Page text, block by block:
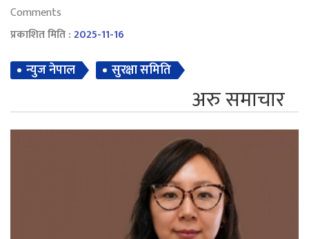
Comments
प्रकाशित मिति :2025-11-16
न्युज नेपाल सुरक्षा समिति
अरु समाचार